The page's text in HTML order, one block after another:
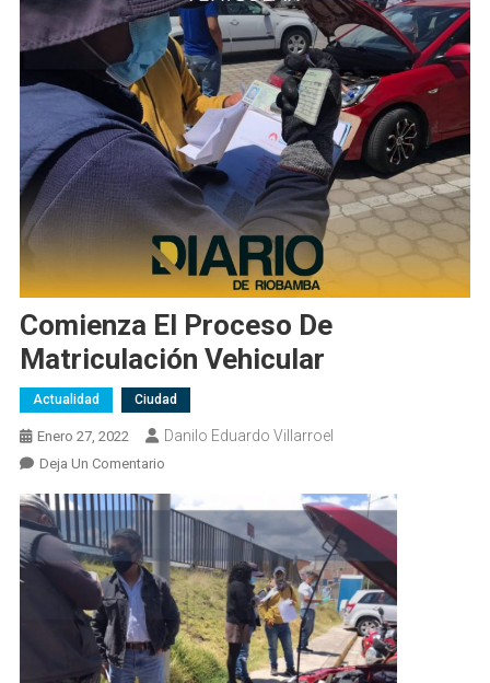
Comienza El Proceso De
Matriculación Vehicular
Actualidad Ciudad
Enero 27, 2022 Danilo Eduardo Villarroel
Deja Un ComentarioEn
El
Proceso
De
Matriculación
Vehicular